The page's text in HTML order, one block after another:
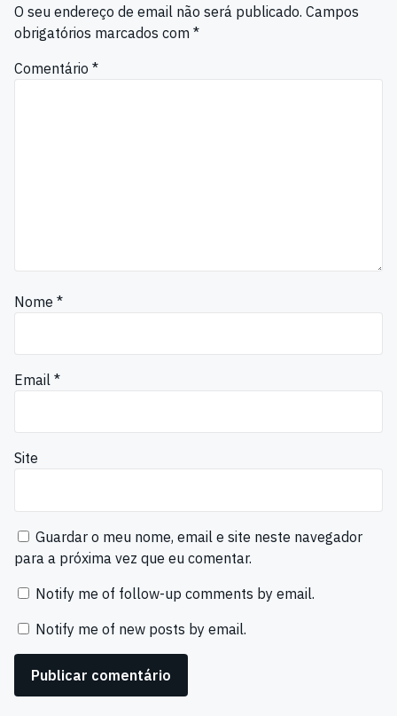
O seu endereço de email não será publicado. Campos
obrigatórios marcados com *
Comentário *
Nome *
Email *
Site
Guardar o meu nome, email e site neste navegador
para a próxima vez que eu comentar.
Notify me of follow-up comments by email.
Notify me of new posts by email.